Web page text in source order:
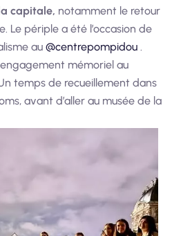
capitale, notamment le retour
Le périple a été l’occasion de
au @centrepompidou .
mémoriel au
temps de recueillement dans
avant d’aller au musée de la